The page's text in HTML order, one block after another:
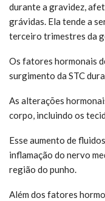
durante a gravidez,
grávidas. Ela tende a
terceiro trimestres da
Os fatores hormonais
surgimento da STC
As alterações
corpo, incluindo os
Esse aumento de
inflamação do nervo
região do punho.
Além dos fatores